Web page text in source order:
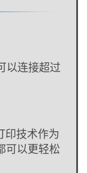
以连接超过
印技术作为
可以更轻松